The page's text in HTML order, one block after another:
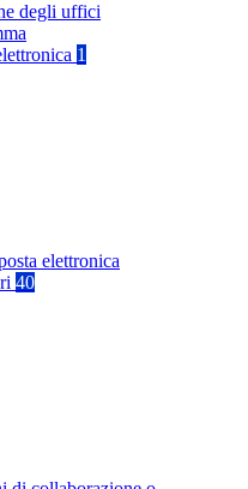
degli uffici
1
elettronica
40